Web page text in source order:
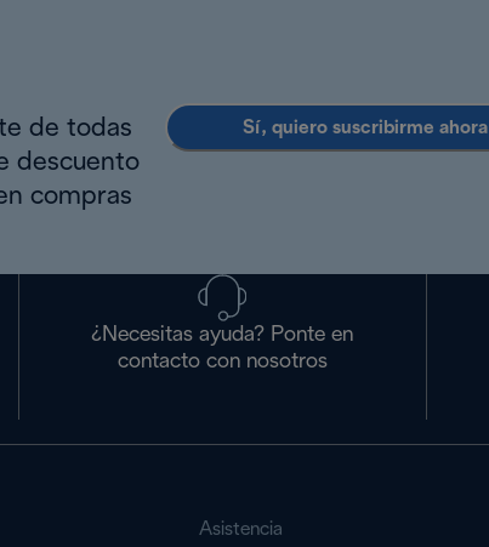
de todas
descuento
compras
Sí, quiero suscribirme ahora
¿Necesitas ayuda? Ponte en
contacto con nosotros
Asistencia